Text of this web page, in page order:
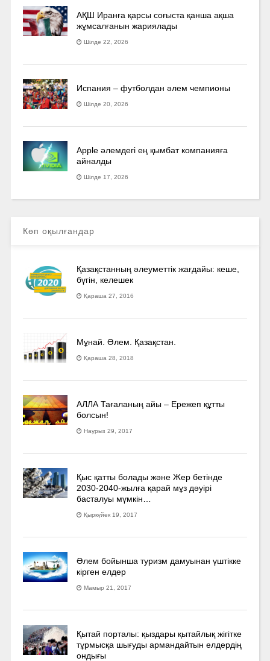
АҚШ Иранға қарсы соғыста қанша ақша
жұмсалғанын жариялады
Шілде 22, 2026
Испания – футболдан әлем чемпионы
Шілде 20, 2026
Apple әлемдегі ең қымбат компанияға
айналды
Шілде 17, 2026
Көп оқылғандар
Қазақстанның әлеуметтік жағдайы: кеше,
бүгін, келешек
Қараша 27, 2016
Мұнай. Әлем. Қазақстан.
Қараша 28, 2018
АЛЛА Тағаланың айы – Ережеп құтты
болсын!
Наурыз 29, 2017
Қыс қатты болады және Жер бетінде
2030-2040­-жылға қарай мұз дәуірі
басталуы мүмкін…
Қыркүйек 19, 2017
Әлем бойынша туризм дамуынан үштікке
кірген елдер
Мамыр 21, 2017
Қытай порталы: қыздары қытайлық жігітке
тұрмысқа шығуды армандайтын елдердің
ондығы